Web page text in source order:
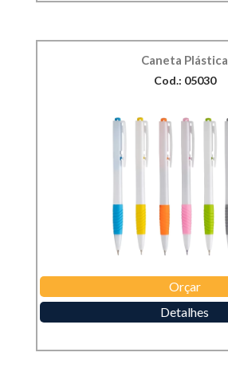
Caneta Plástica
Cod.: 05030
Orçar
Detalhes